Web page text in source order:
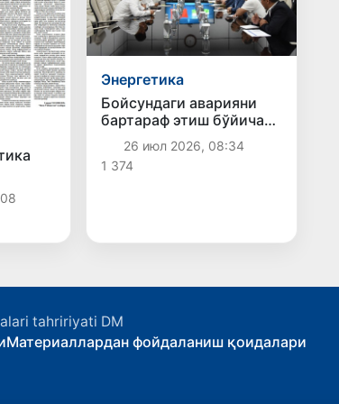
Энергетика
Бойсундаги аварияни
бартараф этиш бўйича
навбатдаги муҳим қадам
ташланмоқда
26 июл 2026, 08:34
1 374
tahririyati DM
Материаллардан фойдаланиш қоидалари